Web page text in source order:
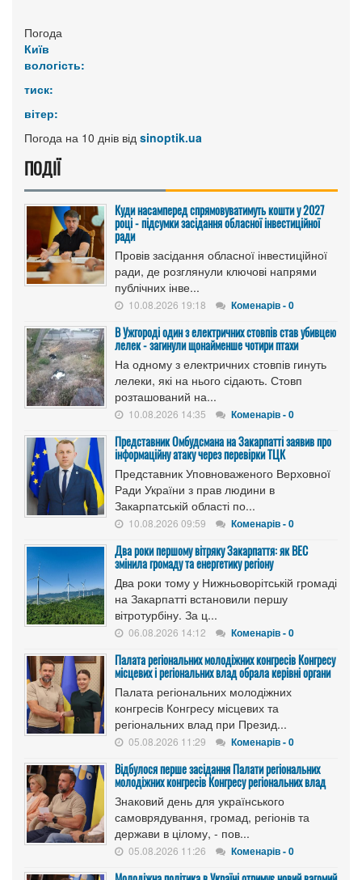
Погода
Київ
вологість:
тиск:
вітер:
Погода на 10 днів від sinoptik.ua
ПОДІЇ
Куди насамперед спрямовуватимуть кошти у 2027
році - підсумки засідання обласної інвестиційної
ради
Провів засідання обласної інвестиційної
ради, де розглянули ключові напрями
публічних інве...
10.08.2026 19:18 Коменарів - 0
В Ужгороді один з електричних стовпів став убивцею
лелек - загинули щонайменше чотири птахи
На одному з електричних стовпів гинуть
лелеки, які на нього сідають. Стовп
розташований на...
10.08.2026 14:35 Коменарів - 0
Представник Омбудсмана на Закарпатті заявив про
інформаційну атаку через перевірки ТЦК
Представник Уповноваженого Верховної
Ради України з прав людини в
Закарпатській області по...
10.08.2026 09:59 Коменарів - 0
Два роки першому вітряку Закарпаття: як ВЕС
змінила громаду та енергетику регіону
Два роки тому у Нижньоворітській громаді
на Закарпатті встановили першу
вітротурбіну. За ц...
06.08.2026 14:12 Коменарів - 0
Палата регіональних молодіжних конгресів Конгресу
місцевих і регіональних влад обрала керівні органи
Палата регіональних молодіжних
конгресів Конгресу місцевих та
регіональних влад при Презид...
05.08.2026 11:29 Коменарів - 0
Відбулося перше засідання Палати регіональних
молодіжних конгресів Конгресу регіональних влад
Знаковий день для українського
самоврядування, громад, регіонів та
держави в цілому, - пов...
05.08.2026 11:26 Коменарів - 0